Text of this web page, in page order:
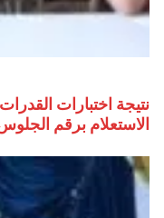
الاستعلام برقم